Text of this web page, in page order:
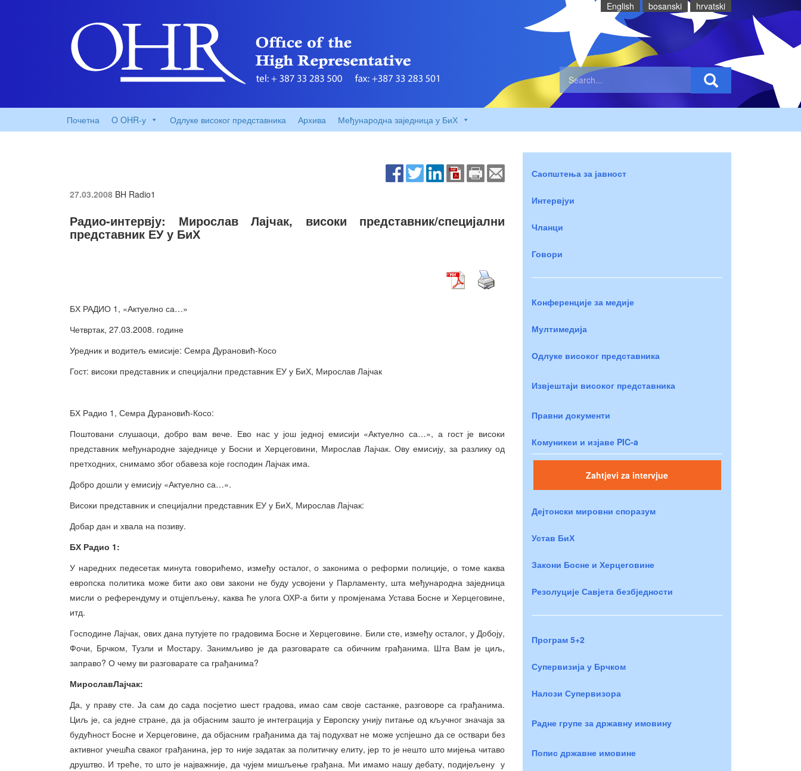
English bosanski hrvatski
Почетна O OHR-у Одлуке високог представника Архива Међународна заједница у БиХ
27.03.2008 BH Radio1
Радио-интервју: Мирослав Лајчак, високи представник/специјални
представник ЕУ у БиХ
БХ РАДИО 1, «Актуелно са…»
Четвртак, 27.03.2008. године
Уредник и водитељ емисије: Семра Дурановић-Косо
Гост: високи представник и специјални представник ЕУ у БиХ, Мирослав Лајчак
БХ Радио 1, Семра Дурановић-Косо:
Поштовани слушаоци, добро вам вече. Ево нас у још једној емисији «Актуелно са…», а гост је високи
представник међународне заједнице у Босни и Херцеговини, Мирослав Лајчак. Ову емисију, за разлику од
претходних, снимамо због обавеза које господин Лајчак има.
Добро дошли у емисију «Актуелно са…».
Високи представник и специјални представник ЕУ у БиХ, Мирослав Лајчак:
Добар дан и хвала на позиву.
БХ Радио 1:
У наредних педесетак минута говорићемо, између осталог, о законима о реформи полиције, о томе каква
европска политика може бити ако ови закони не буду усвојени у Парламенту, шта међународна заједница
мисли о референдуму и отцјепљењу, каква ће улога ОХР-а бити у промјенама Устава Босне и Херцеговине,
итд.
Господине Лајчак, ових дана путујете по градовима Босне и Херцеговине. Били сте, између осталог, у Добоју,
Фочи, Брчком, Тузли и Мостару. Занимљиво је да разговарате са обичним грађанима. Шта Вам је циљ,
заправо? О чему ви разговарате са грађанима?
МирославЛајчак:
Да, у праву сте. Ја сам до сада посјетио шест градова, имао сам своје састанке, разговоре са грађанима.
Циљ је, са једне стране, да ја објасним зашто је интеграција у Европску унију питање од кључног значаја за
будућност Босне и Херцеговине, да објасним грађанима да тај подухват не може успјешно да се оствари без
активног учешћа сваког грађанина, јер то није задатак за политичку елиту, јер то је нешто што мијења читаво
друштво. И треће, то што је најважније, да чујем мишљење грађана. Ми имамо нашу дебату, подијељену у
Саопштења за јавност
Интервјуи
Чланци
Говори
Конференције за медије
Мултимедија
Одлуке високог представника
Извјештаји високог представника
Правни документи
Комуникеи и изјаве PIC-a
Zahtjevi za intervjue
Дејтонски мировни споразум
Устав БиХ
Закони Босне и Херцеговине
Резолуције Савјета безбједности
Програм 5+2
Супервизија у Брчком
Налози Супервизора
Радне групе за државну имовину
Попис државне имовине